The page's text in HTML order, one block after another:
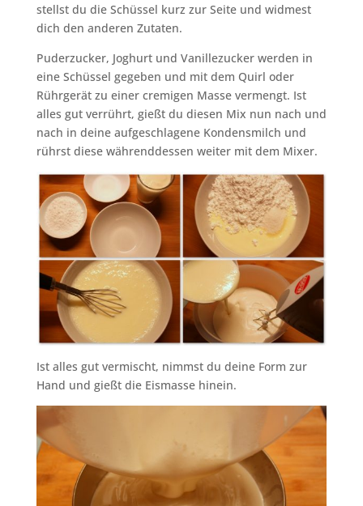
stellst du die Schüssel kurz zur Seite und widmest
dich den anderen Zutaten.
Puderzucker, Joghurt und Vanillezucker werden in
eine Schüssel gegeben und mit dem Quirl oder
Rührgerät zu einer cremigen Masse vermengt. Ist
alles gut verrührt, gießt du diesen Mix nun nach und
nach in deine aufgeschlagene Kondensmilch und
rührst diese währenddessen weiter mit dem Mixer.
Ist alles gut vermischt, nimmst du deine Form zur
Hand und gießt die Eismasse hinein.